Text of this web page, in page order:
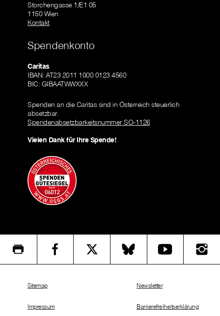
Storchengasse 1/E1 05
1150 Wien
Kontakt
Spendenkonto
Caritas
IBAN: AT23 2011 1000 0123 4560
BIC: GIBAATWWXXX
Spenden an die Caritas sind in Österreich steuerlich
absetzbar.
Spendenabsetzbarkeitsnummer SO-1126
Vielen Dank für Ihre Spende!
Sitemap
Impressum
Newsletter
Barrierefreiheitserklärung